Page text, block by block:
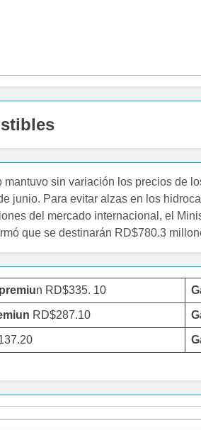
mantuvo sin variación los precios de
junio. Para evitar alzas en los
del mercado internacional, el
que se destinarán RD$780.3
n RD$335. 10
RD$287.10